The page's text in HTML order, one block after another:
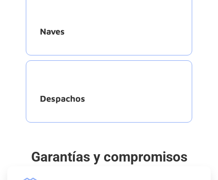
Naves
Despachos
Garantías y compromisos